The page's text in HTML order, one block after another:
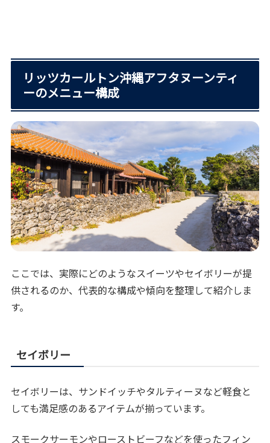
リッツカールトン沖縄アフタヌーンティ
ーのメニュー構成
ここでは、実際にどのようなスイーツやセイボリーが提
供されるのか、代表的な構成や傾向を整理して紹介しま
す。
セイボリー
セイボリーは、サンドイッチやタルティーヌなど軽食と
しても満足感のあるアイテムが揃っています。
スモークサーモンやローストビーフなどを使ったフィン